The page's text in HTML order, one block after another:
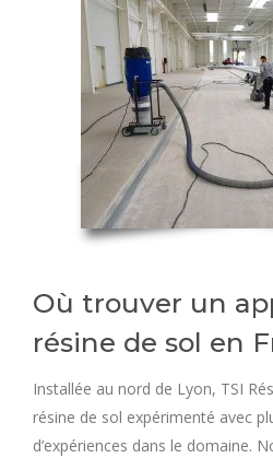
Où trouver un
résine de sol en
Installée au nord de Lyon, TSI
résine de sol expérimenté avec
d’expériences dans le domaine.